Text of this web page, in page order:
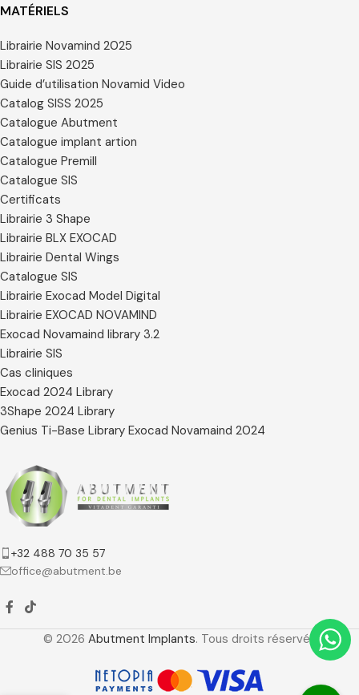
MATÉRIELS
Librairie Novamind 2025
Librairie SIS 2025
Guide d’utilisation Novamid Video
Catalog SISS 2025
Catalogue Abutment
Catalogue implant artion
Catalogue Premill
Catalogue SIS
Certificats
Librairie 3 Shape
Librairie BLX EXOCAD
Librairie Dental Wings
Catalogue SIS
Librairie Exocad Model Digital
Librairie EXOCAD NOVAMIND
Exocad Novamaind library 3.2
Librairie SIS
Cas cliniques
Exocad 2024 Library
3Shape 2024 Library
Genius Ti-Base Library Exocad Novamaind 2024
+32 488 70 35 57
office@abutment.be
© 2026 Abutment Implants. Tous droits réservés